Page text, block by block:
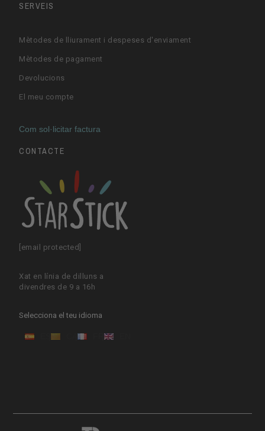
SERVEIS
Mètodes de lliurament i despeses d'enviament
Mètodes de pagament
Devolucions
El meu compte
Com sol·licitar factura
CONTACTE
[email protected]
Xat en línia de dilluns a
divendres de 9 a 16h
Selecciona el teu idioma
ES CA FR